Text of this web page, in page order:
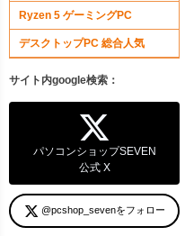
Ryzen 5 ゲーミングPC
デスクトップPC 総合人気
サイト内google検索：
パソコンショップSEVEN
公式 X
@pcshop_sevenをフォロー